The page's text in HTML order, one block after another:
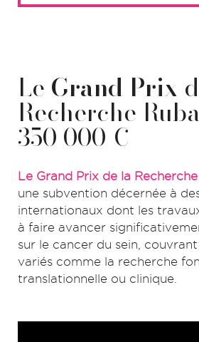
Le Grand Prix
Recherche
350 000 €
Le Grand Prix de la
une subvention décernée à
internationaux dont les
à faire avancer
sur le cancer du sein,
variés comme la recherche
translationnelle ou clinique.